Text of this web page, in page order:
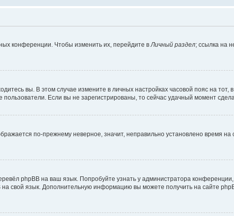
конференции. Чтобы изменить их, перейдите в Личный раздел; ссылка на
вы. В этом случае измените в личных настройках часовой пояс на тот,
Если вы не зарегистрированы, то сейчас удачный момент
по-прежнему неверное, значит, неправильно установлено время
phpBB на ваш язык. Попробуйте узнать у администратора
свой язык. Дополнительную информацию вы можете получить на сайте